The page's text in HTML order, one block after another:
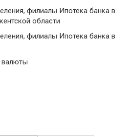
филиалы Ипотека банка в
области
филиалы Ипотека банка в
валюты